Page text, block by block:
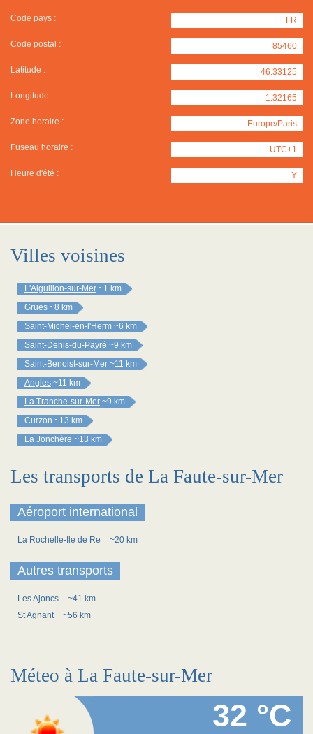
Code pays : FR
Code postal : 85460
Latitude : 46.33125
Longitude : -1.32165
Zone horaire : Europe/Paris
Fuseau horaire : UTC+1
Heure d'été : Y
Villes voisines
L'Aiguillon-sur-Mer ~1 km
Grues ~8 km
Saint-Michel-en-l'Herm ~6 km
Saint-Denis-du-Payré ~9 km
Saint-Benoist-sur-Mer ~11 km
Angles ~11 km
La Tranche-sur-Mer ~9 km
Curzon ~13 km
La Jonchère ~13 km
Les transports de La Faute-sur-Mer
Aéroport international
La Rochelle-Ile de Re ~20 km
Autres transports
Les Ajoncs
~41 km
St Agnant
~56 km
Méteo à La Faute-sur-Mer
32 °C